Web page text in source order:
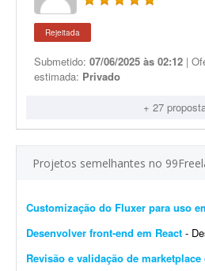
Rejeitada
Submetido: 07/06/2025 às 02:12 |
estimada: Privado
+ 27
Projetos semelhantes no
Customização do Fluxer para uso
Desenvolver front-end em React - Desenvolvedor
Revisão e validação de marketplace